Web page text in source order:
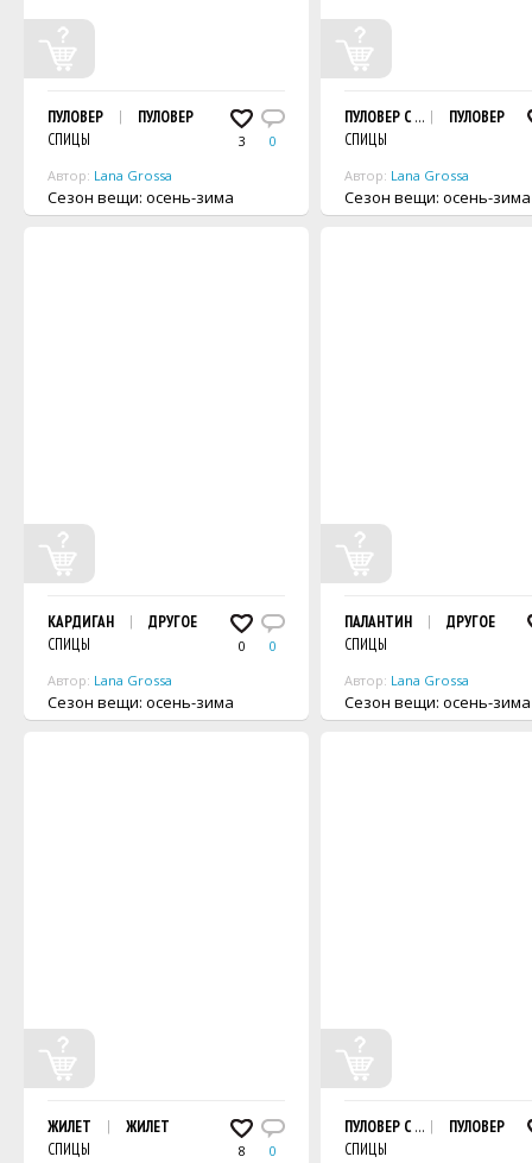
3 0
ПУЛОВЕР
ПУЛОВЕР
СПИЦЫ
Автор: Lana Grossa
Сезон вещи: осень-зима
ПУЛОВЕР С V-ОБРАЗНЫМ
ПУЛОВЕР
СПИЦЫ
Автор: Lana Grossa
Сезон вещи: осень-зима
0 0
КАРДИГАН
ДРУГОЕ
СПИЦЫ
Автор: Lana Grossa
Сезон вещи: осень-зима
ПАЛАНТИН
ДРУГОЕ
СПИЦЫ
Автор: Lana Grossa
Сезон вещи: осень-зима
8 0
ЖИЛЕТ
ЖИЛЕТ
СПИЦЫ
ПУЛОВЕР С КРУГЛОЙПУЛОВЕР
СПИЦЫ